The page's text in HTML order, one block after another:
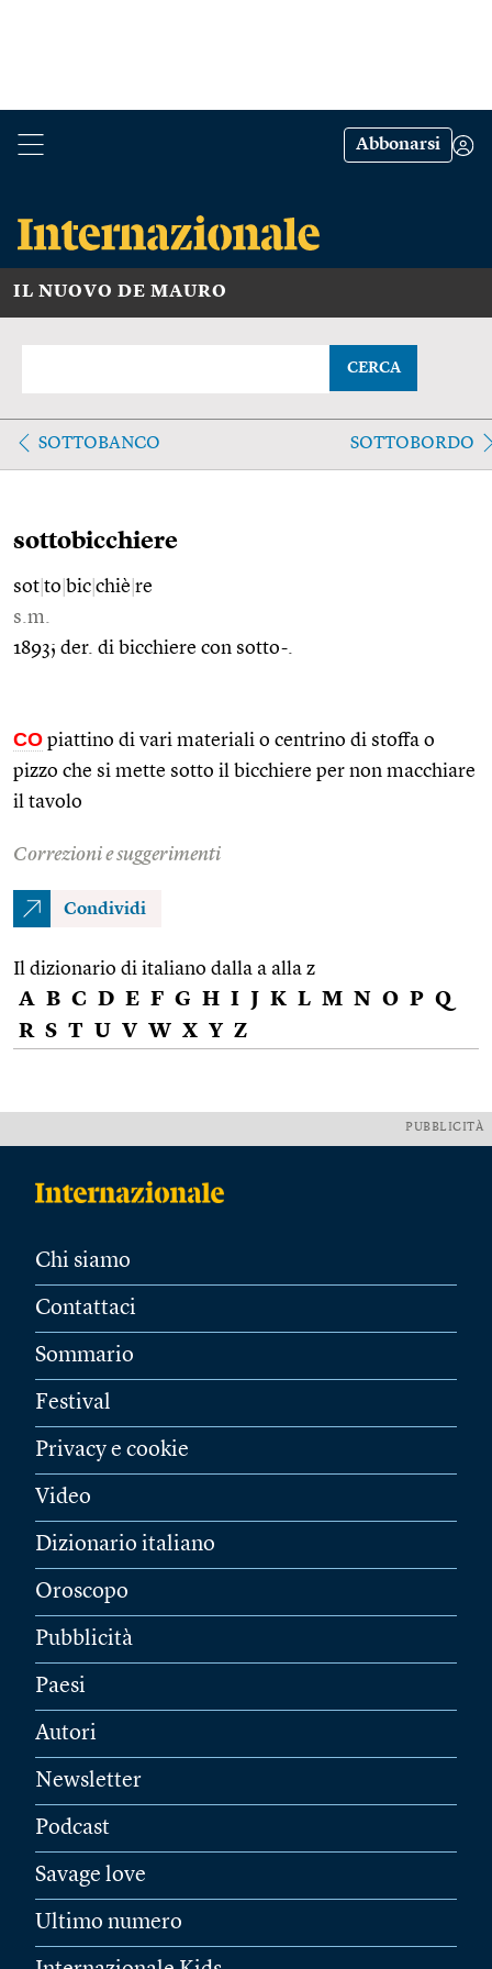
Abbonarsi
IL NUOVO DE MAURO
CERCA
SOTTOBANCO SOTTOBORDO
sottobicchiere
sot to bic chiè re
s.m.
1893; der. di bicchiere con sotto-.
CO piattino di vari materiali o centrino di stoffa o
pizzo che si mette sotto il bicchiere per non macchiare
il tavolo
Correzioni e suggerimenti
Condividi
Il dizionario di italiano dalla a alla z
A B C D E F G H I J K L M N O P Q
R S T U V W X Y Z
PUBBLICITÀ
Chi siamo
Contattaci
Sommario
Festival
Privacy e cookie
Video
Dizionario italiano
Oroscopo
Pubblicità
Paesi
Autori
Newsletter
Podcast
Savage love
Ultimo numero